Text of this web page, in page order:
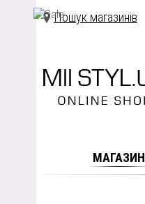
Пошук магазинів
МАГАЗИН